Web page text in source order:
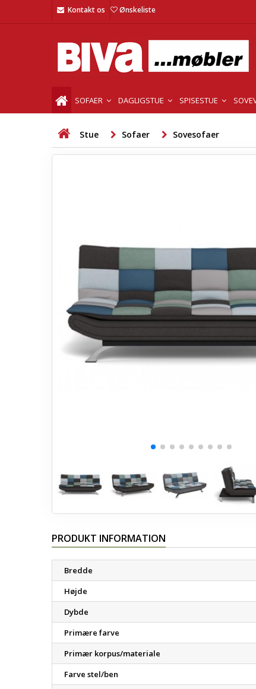
Kontakt os Ønskeliste
SOFAER DAGLIGSTUE SPISESTUE
Stue Sofaer Sovesofaer
PRODUKT INFORMATION
Bredde
Højde
Dybde
Primære farve
Primær korpus/materiale
Farve stel/ben